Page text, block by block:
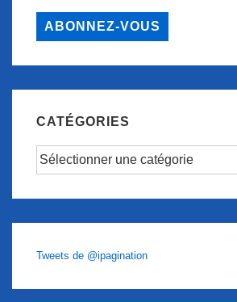
ABONNEZ-VOUS
CATÉGORIES
Catégories
Tweets de @ipagination